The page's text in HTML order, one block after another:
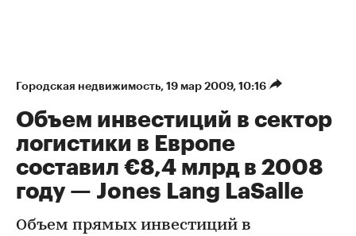
Городская недвижимость⁠, 19 мар 2009, 10:16
Объем инвестиций в сектор
логистики в Европе
составил €8,4 млрд в 2008
году — Jones Lang LaSalle
Объем прямых инвестиций в